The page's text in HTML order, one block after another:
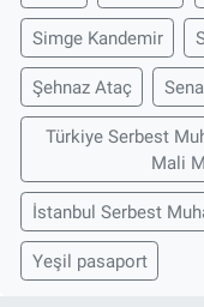
Simge Kandemir
Şehnaz Ataç
Türkiye Serbest
Mali
İstanbul Serbest
Yeşil pasaport